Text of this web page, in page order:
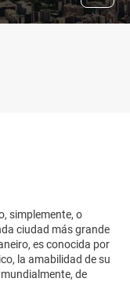
simplemente, o
ciudad más grande
es conocida por
la amabilidad de su
de